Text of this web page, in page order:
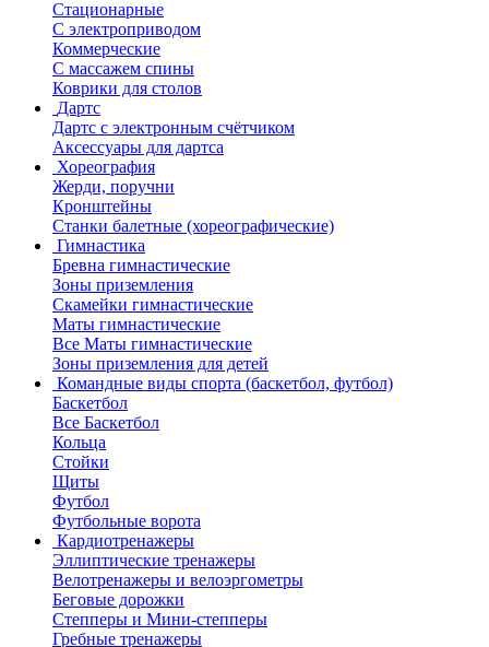
Стационарные
С электроприводом
Коммерческие
С массажем спины
Коврики для столов
Дартс
Дартс с электронным счётчиком
Аксессуары для дартса
Хореография
Жерди, поручни
Кронштейны
Станки балетные (хореографические)
Гимнастика
Бревна гимнастические
Зоны приземления
Скамейки гимнастические
Маты гимнастические
Все Маты гимнастические
Зоны приземления для детей
Командные виды спорта (баскетбол, футбол)
Баскетбол
Все Баскетбол
Кольца
Стойки
Щиты
Футбол
Футбольные ворота
Кардиотренажеры
Эллиптические тренажеры
Велотренажеры и велоэргометры
Беговые дорожки
Степперы и Мини-степперы
Гребные тренажеры